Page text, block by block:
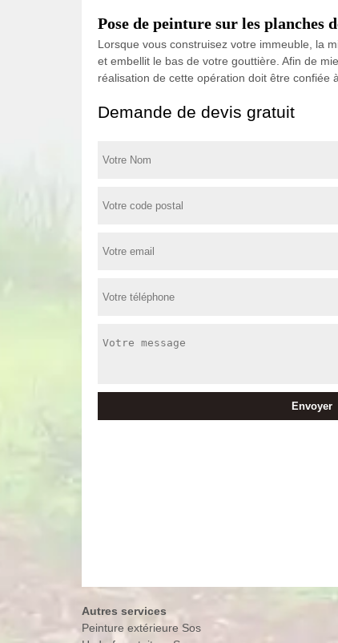
Pose de peinture sur les planches
Lorsque vous construisez votre immeuble, la
et embellit le bas de votre gouttière. Afin de
réalisation de cette opération doit être confiée
Demande de devis gratuit
Autres services
Peinture extérieure Sos